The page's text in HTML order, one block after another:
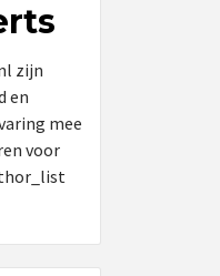
zijn
en
mee
voor